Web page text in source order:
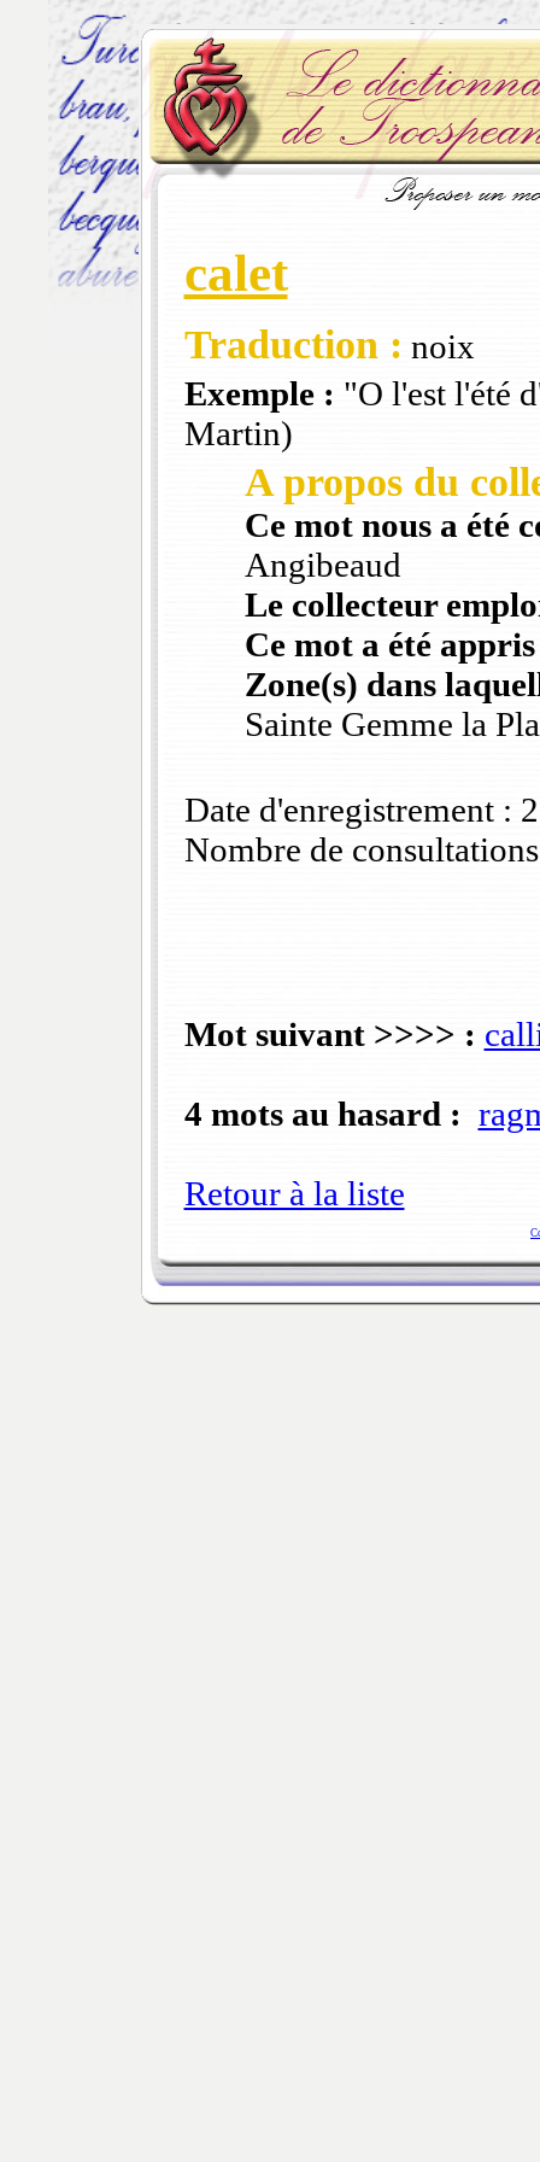
calet
Traduction : noix
Exemple : "O l'est l'été
Martin)
A propos du
Ce mot nous a été
Angibeaud
Le collecteur
Ce mot a été
Zone(s) dans
Sainte Gemme la
Date d'enregistrement :
Nombre de
Mot suivant >>>> :
4 mots au hasard :
Retour à la liste